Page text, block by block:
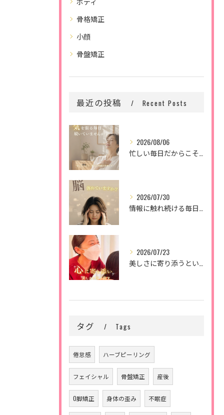
骨格矯正
小顔
骨盤矯正
最近の投稿 Recent Posts
2026/08/06
2026/07/30
2026/07/23
タグ Tags
倦怠感 ハーブピーリング
フェイシャル 骨盤矯正 産後
O脚矯正 身体の歪み 不眠症